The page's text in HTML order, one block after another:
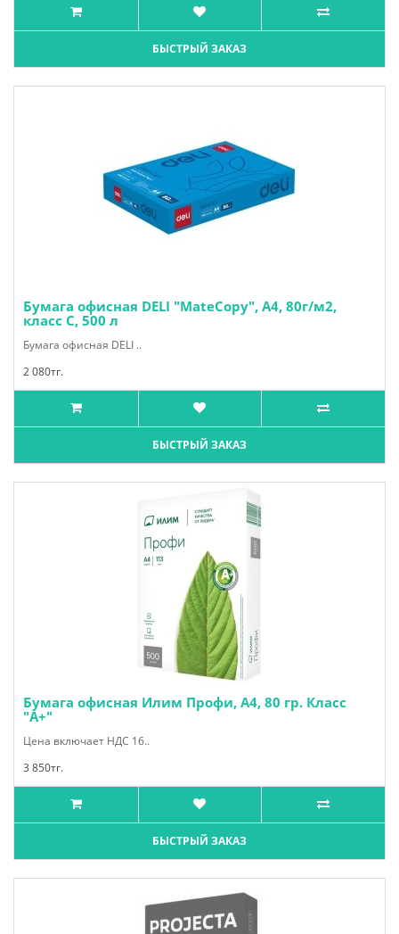
БЫСТРЫЙ ЗАКАЗ
Бумага офисная DELI "MateCopy", А4, 80г/м2,
класс С, 500 л
Бумага офисная DELI ..
2 080тг.
БЫСТРЫЙ ЗАКАЗ
Бумага офисная Илим Профи, А4, 80 гр. Класс
"А+"
Цена включает НДС 16..
3 850тг.
БЫСТРЫЙ ЗАКАЗ